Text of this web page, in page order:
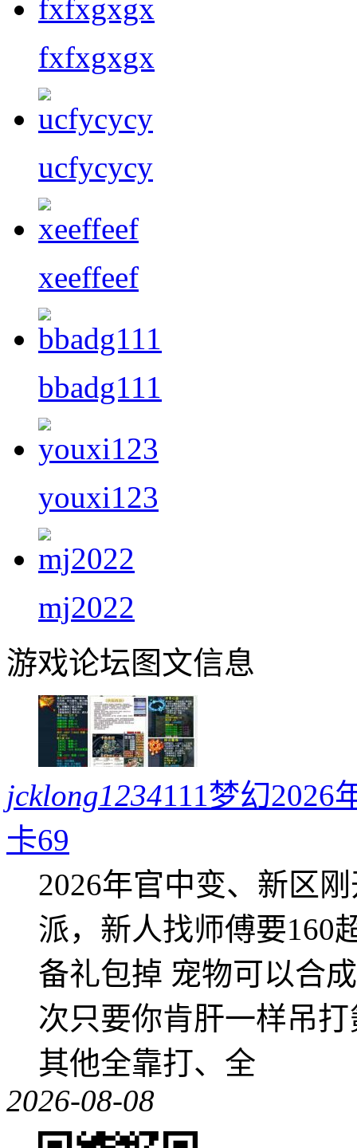
fxfxgxgx
ucfycycy
xeeffeef
bbadg111
youxi123
mj2022
游戏论坛图文信息
jcklong1234111梦幻2026
卡69
2026年官中变、新区
派，新人找师傅要160
备礼包掉 宠物可以合
次只要你肯肝一样吊
其他全靠打、全
2026-08-08